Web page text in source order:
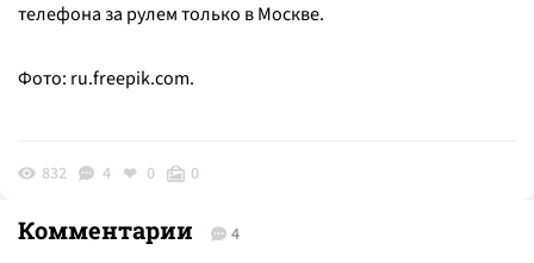
телефона за рулем только в Москве.
Фото: ru.freepik.com.
832 4 0 0
Комментарии 4